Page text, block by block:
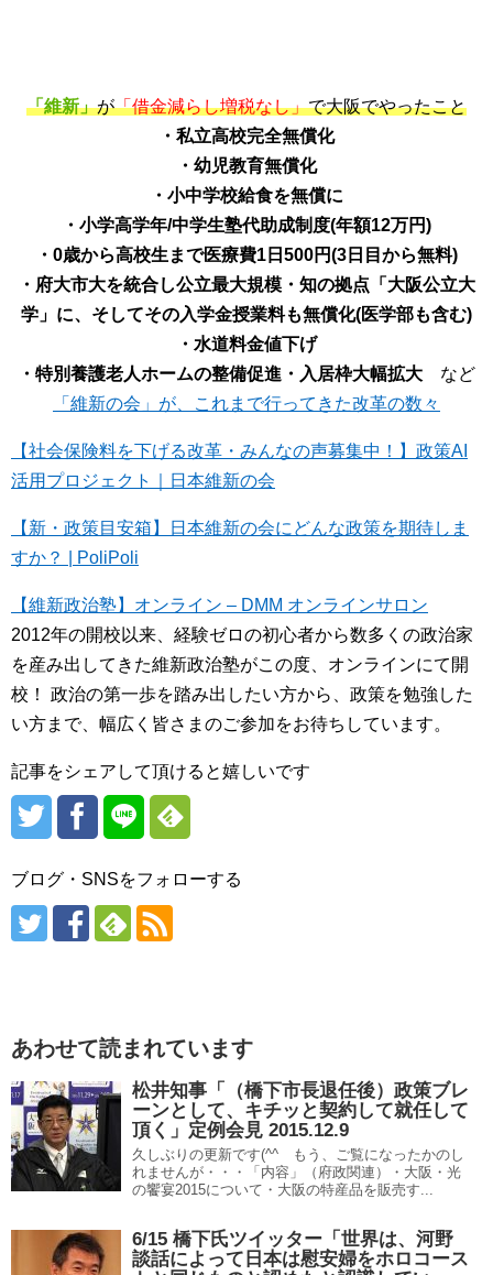
「維新」が「借金減らし増税なし」で大阪でやったこと
・私立高校完全無償化
・幼児教育無償化
・小中学校給食を無償に
・小学高学年/中学生塾代助成制度(年額12万円)
・0歳から高校生まで医療費1日500円(3日目から無料)
・府大市大を統合し公立最大規模・知の拠点「大阪公立大
学」に、そしてその入学金授業料も無償化(医学部も含む)
・水道料金値下げ
・特別養護老人ホームの整備促進・入居枠大幅拡大 など
「維新の会」が、これまで行ってきた改革の数々
【社会保険料を下げる改革・みんなの声募集中！】政策AI
活用プロジェクト｜日本維新の会
【新・政策目安箱】日本維新の会にどんな政策を期待しま
すか？ | PoliPoli
【維新政治塾】オンライン – DMM オンラインサロン
2012年の開校以来、経験ゼロの初心者から数多くの政治家
を産み出してきた維新政治塾がこの度、オンラインにて開
校！ 政治の第一歩を踏み出したい方から、政策を勉強した
い方まで、幅広く皆さまのご参加をお待ちしています。
記事をシェアして頂けると嬉しいです
ブログ・SNSをフォローする
あわせて読まれています
松井知事「（橋下市長退任後）政策ブレ
ーンとして、キチッと契約して就任して
頂く」定例会見 2015.12.9
久しぶりの更新です(^^ゞもう、ご覧になったかのし
れませんが・・・「内容」（府政関連）・大阪・光
の饗宴2015について・大阪の特産品を販売す...
6/15 橋下氏ツイッター「世界は、河野
談話によって日本は慰安婦をホロコース